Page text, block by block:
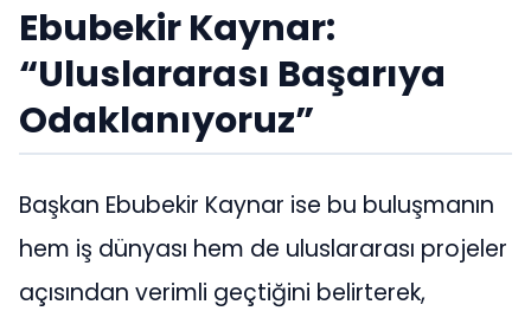
Ebubekir Kaynar:
“Uluslararası Başarıya
Odaklanıyoruz”
Başkan Ebubekir Kaynar ise bu buluşmanın
hem iş dünyası hem de uluslararası projeler
açısından verimli geçtiğini belirterek,